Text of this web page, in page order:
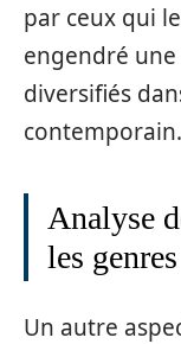
par ceux qui
engendré
diversifiés
contemporain.
Analyse
les genres
Un autre